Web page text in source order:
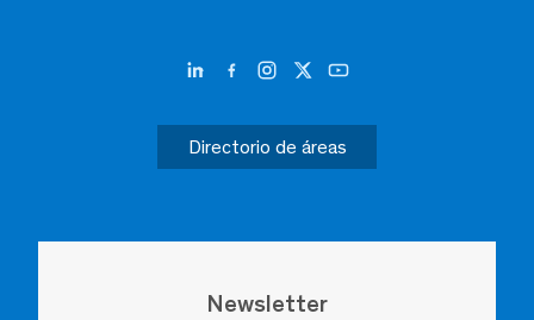
Directorio de áreas
Newsletter